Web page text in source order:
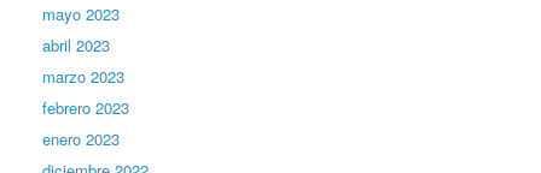
mayo 2023
abril 2023
marzo 2023
febrero 2023
enero 2023